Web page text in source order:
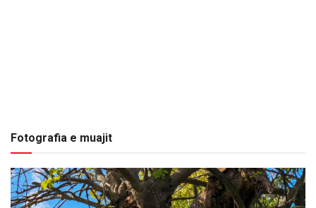
Fotografia e muajit